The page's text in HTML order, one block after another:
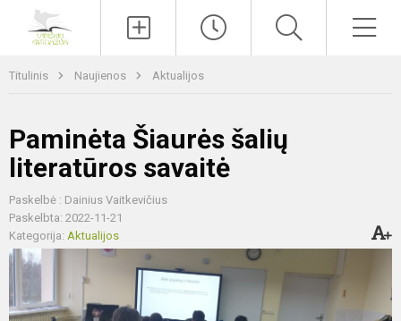
Titulinis Naujienos Aktualijos
Paminėta Šiaurės šalių
literatūros savaitė
Paskelbė : Dainius Vaitkevičius
Paskelbta: 2022-11-21
Kategorija: Aktualijos